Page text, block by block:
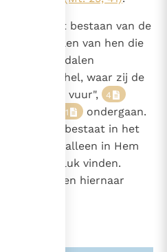
het bestaan van de
De zielen van hen die
dalen
af in de hel, waar zij de
eeuwige vuur", 4
11
ondergaan.
van de hel bestaat in het
zijn; alleen in Hem
en het geluk vinden.
en hiernaar